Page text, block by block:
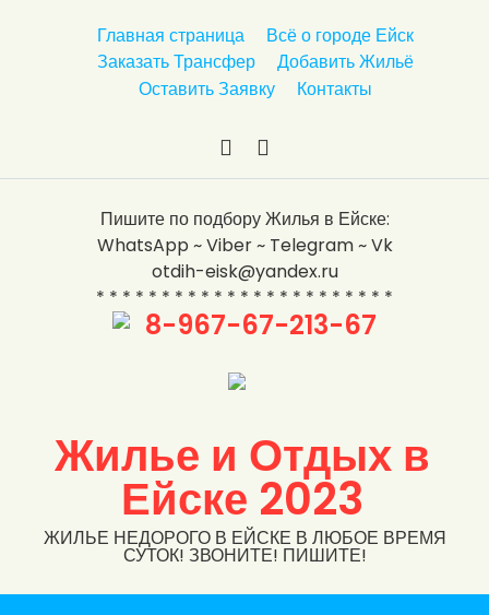
Главная страница
Всё о городе Ейск
Заказать Трансфер
Добавить Жильё
Оставить Заявку
Контакты
В
о
н
т
а
к
е
Y
u
T
u
b
e
Пишите по подбору Жилья в Ейске:
WhatsApp ~ Viber ~ Telegram ~ Vk
otdih-eisk@yandex.ru
* * * * * * * * * * * * * * * * * * * * * * *
8-967-67-213-67
Жилье и Отдых в
Ейске 2023
ЖИЛЬЕ НЕДОРОГО В ЕЙСКЕ В ЛЮБОЕ ВРЕМЯ
СУТОК! ЗВОНИТЕ! ПИШИТЕ!